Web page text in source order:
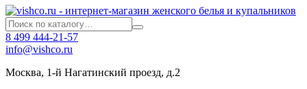
8 499 444-21-57
info@vishco.ru
Москва, 1-й Нагатинский проезд, д.2